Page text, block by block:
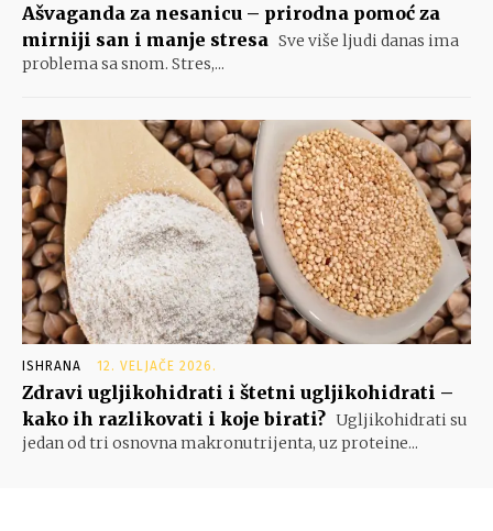
Ašvaganda za nesanicu – prirodna pomoć za
mirniji san i manje stresa Sve više ljudi danas ima
problema sa snom. Stres,...
ISHRANA 12. VELJAČE 2026.
Zdravi ugljikohidrati i štetni ugljikohidrati –
kako ih razlikovati i koje birati? Ugljikohidrati su
jedan od tri osnovna makronutrijenta, uz proteine...